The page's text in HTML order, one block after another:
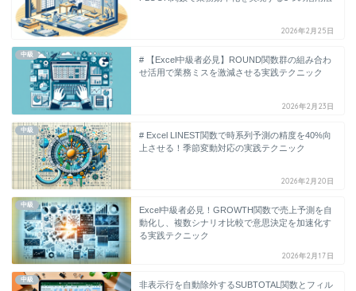
2026年2月25日
中級
# 【Excel中級者必見】ROUND関数群の組み合わ
せ活用で業務ミスを激減させる実践テクニック
2026年2月23日
中級
# Excel LINEST関数で時系列予測の精度を40%向
上させる！季節変動対応の実践テクニック
2026年2月20日
中級
Excel中級者必見！GROWTH関数で売上予測を自
動化し、複数シナリオ比較で意思決定を加速化す
る実践テクニック
2026年2月17日
中級
非表示行を自動除外するSUBTOTAL関数とフィル